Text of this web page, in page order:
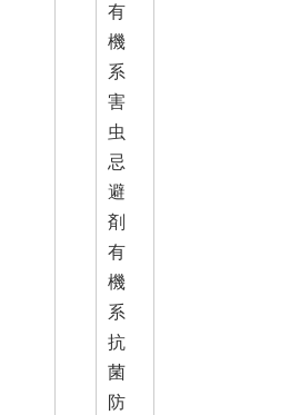
有
機
系
害
虫
忌
避
剤
有
機
系
抗
菌
防